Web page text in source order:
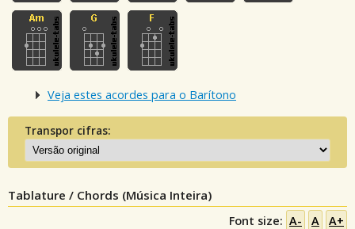
Veja estes acordes para o Barítono
Transpor cifras:
Tablature / Chords (Música Inteira)
Font size: A- A A+